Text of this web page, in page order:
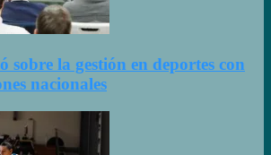
sobre la gestión en deportes con
nacionales